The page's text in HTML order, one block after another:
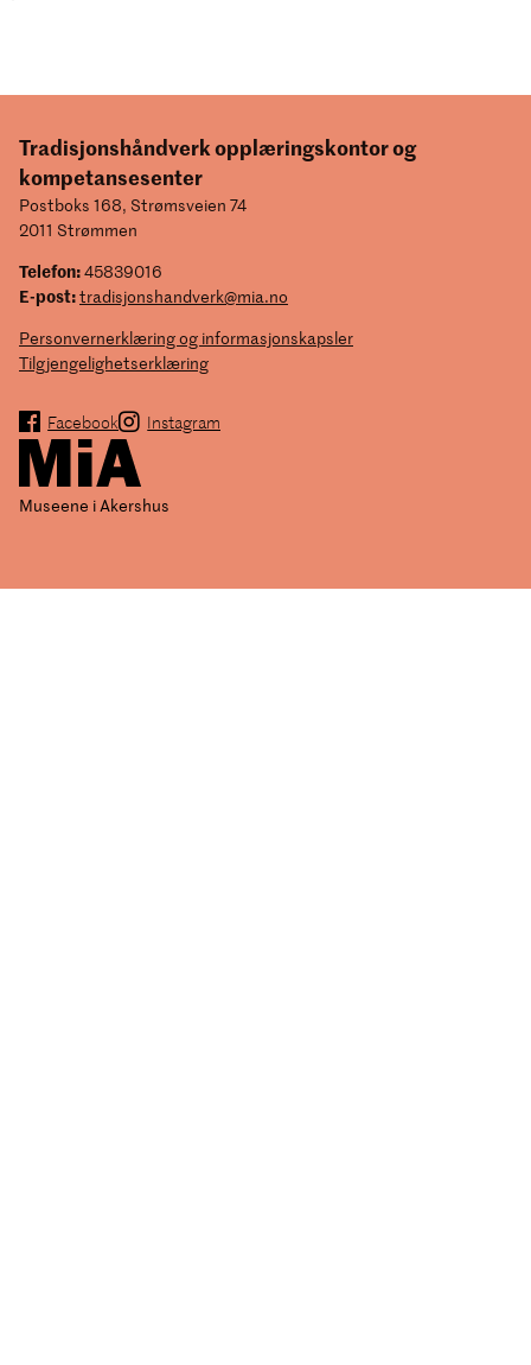
Tradisjonshåndverk opplæringskontor og
kompetansesenter
Postboks 168, Strømsveien 74
2011 Strømmen
Telefon:45839016
E-post:tradisjonshandverk@mia.no
Personvernerklæring og informasjonskapsler
Tilgjengelighetserklæring
Facebook Instagram
Museene i Akershus